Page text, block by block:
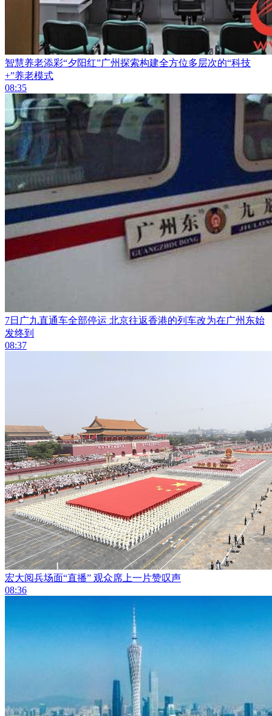
智慧养老添彩“夕阳红”广州探索构建全方位多层次的“科技
+”养老模式
08:35
7日广九直通车全部停运 北京往返香港的列车改为在广州东始
发终到
08:37
宏大阅兵场面“直播” 观众席上一片赞叹声
08:36